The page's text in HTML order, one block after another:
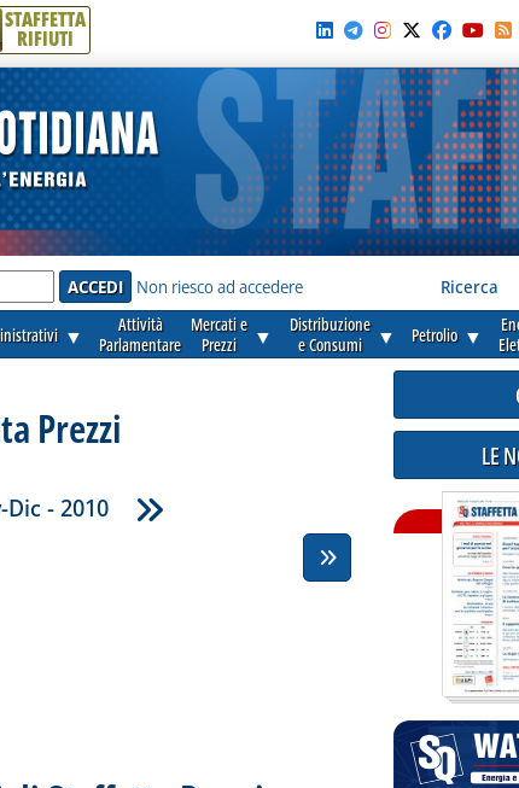
STAFFETTA
RIFIUTI
Non riesco ad accedere Ricerca
▼
Attività
Parlamentare
Mercati e
Prezzi
▼
Distribuzione
e Consumi
▼ Petrolio ▼
Prezzi
- 2010
LE